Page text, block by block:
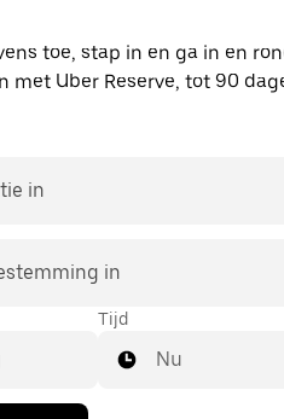
toe, stap in en ga in en
met Uber Reserve, tot 90
in
in
Tijd
Nu